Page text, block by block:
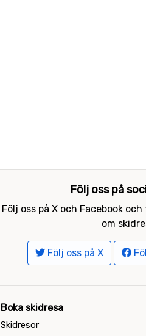
Följ oss på
Följ oss på X och Facebook
om
Följ oss på X
Boka skidresa
Skidresor